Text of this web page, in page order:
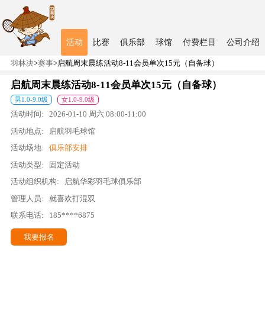
活动 比赛 俱乐部 球馆 付费栏目 公司介绍
羽林决>赛事>启航周末晨练活动8-11会员单次15元（自备球）
启航周末晨练活动8-11会员单次15元（自备球）
男1.0-9.0级 女1.0-9.0级
活动时间: 2026-01-10 周六 08:00-11:00
活动地点:
启航羽毛球馆
活动场地:
俱乐部安排
活动类型:
固定活动
活动组织机构:
启航华彩羽毛球俱乐部
管理人员:
就喜欢打混双
联系电话:
185****6875
我要报名